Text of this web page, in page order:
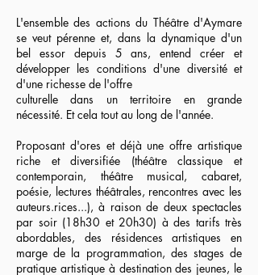
L'ensemble des actions du Théâtre d'Aymare
se veut pérenne et, dans la dynamique d'un
bel essor depuis 5 ans, entend créer et
développer les conditions d'une diversité et
d'une richesse de l'offre
culturelle dans un territoire en grande
nécessité. Et cela tout au long de l'année.
Proposant d'ores et déjà une offre artistique
riche et diversifiée (théâtre classique et
contemporain, théâtre musical, cabaret,
poésie, lectures théâtrales, rencontres avec les
auteurs.rices...), à raison de deux spectacles
par soir (18h30 et 20h30) à des tarifs très
abordables, des résidences artistiques en
marge de la programmation, des stages de
pratique artistique à destination des jeunes, le